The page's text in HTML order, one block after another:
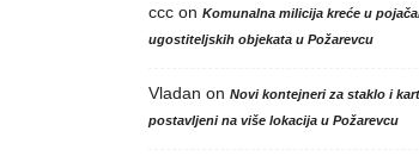
cccon Komunalna milicija kreće u
ugostiteljskih objekata u Požarevcu
Vladan on Novi kontejneri za staklo i
postavljeni na više lokacija u Požarevcu